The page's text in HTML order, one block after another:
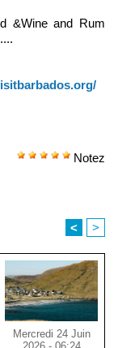
&Wine and Rum
Notez
< >
Mercredi 24 Juin